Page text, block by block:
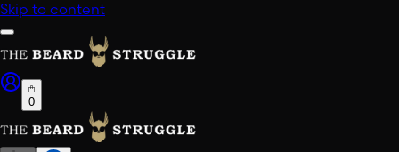
Skip to content
0